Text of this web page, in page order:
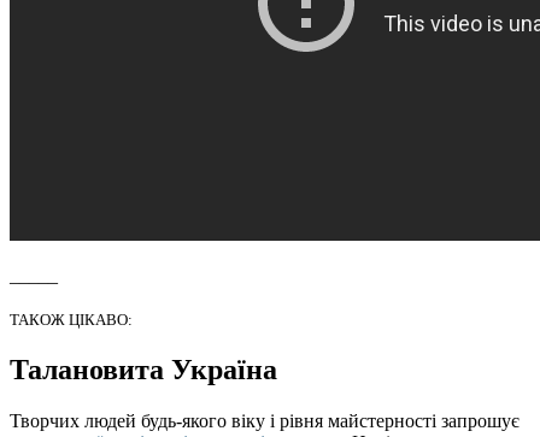
ТАКОЖ ЦІКАВО:
Талановита Україна
Творчих людей будь-якого віку і рівня майстерності запрошує